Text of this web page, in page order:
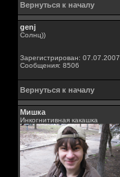
Вернуться к началу
genj
Солнц))
Зарегистрирован: 07.07.2007
Сообщения: 8506
Вернуться к началу
Мишка
Инкогнитивная какашка